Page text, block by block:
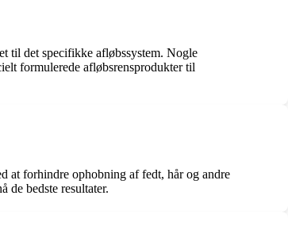
til det specifikke afløbssystem. Nogle
formulerede afløbsrensprodukter til
at forhindre ophobning af fedt, hår og andre
de bedste resultater.